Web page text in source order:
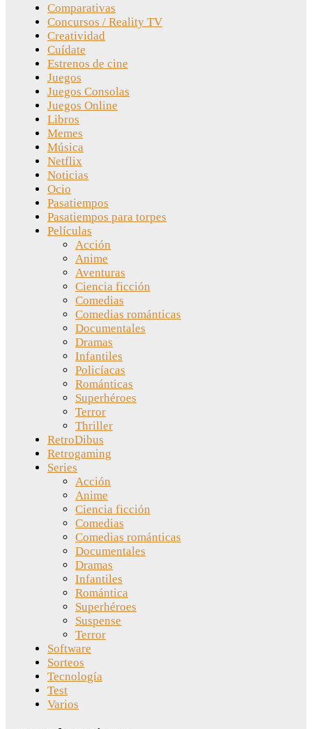
Comparativas
Concursos / Reality TV
Creatividad
Cuídate
Estrenos de cine
Juegos
Juegos Consolas
Juegos Online
Libros
Memes
Música
Netflix
Noticias
Ocio
Pasatiempos
Pasatiempos para torpes
Películas
Acción
Anime
Aventuras
Ciencia ficción
Comedias
Comedias románticas
Documentales
Dramas
Infantiles
Policíacas
Románticas
Superhéroes
Terror
Thriller
RetroDibus
Retrogaming
Series
Acción
Anime
Ciencia ficción
Comedias
Comedias románticas
Documentales
Dramas
Infantiles
Romántica
Superhéroes
Suspense
Terror
Software
Sorteos
Tecnología
Test
Varios